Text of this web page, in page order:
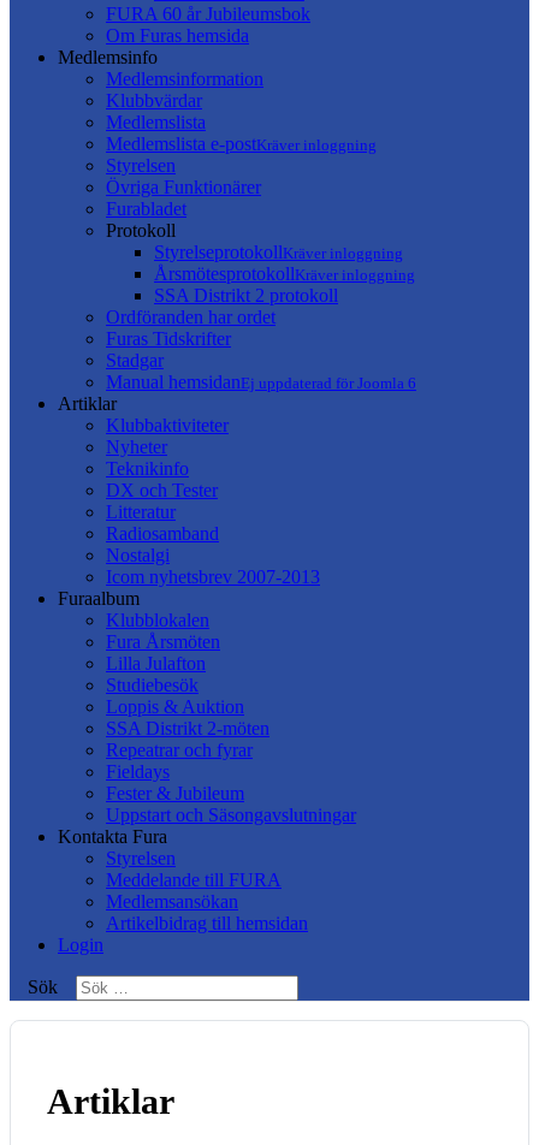
FURA 60 år Jubileumsbok
Om Furas hemsida
Medlemsinfo
Medlemsinformation
Klubbvärdar
Medlemslista
Medlemslista e-postKräver inloggning
Styrelsen
Övriga Funktionärer
Furabladet
Protokoll
StyrelseprotokollKräver inloggning
ÅrsmötesprotokollKräver inloggning
SSA Distrikt 2 protokoll
Ordföranden har ordet
Furas Tidskrifter
Stadgar
Manual hemsidanEj uppdaterad för Joomla 6
Artiklar
Klubbaktiviteter
Nyheter
Teknikinfo
DX och Tester
Litteratur
Radiosamband
Nostalgi
Icom nyhetsbrev 2007-2013
Furaalbum
Klubblokalen
Fura Årsmöten
Lilla Julafton
Studiebesök
Loppis & Auktion
SSA Distrikt 2-möten
Repeatrar och fyrar
Fieldays
Fester & Jubileum
Uppstart och Säsongavslutningar
Kontakta Fura
Styrelsen
Meddelande till FURA
Medlemsansökan
Artikelbidrag till hemsidan
Login
Sök
Artiklar